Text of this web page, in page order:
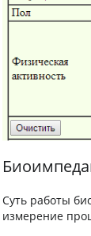
Суть работы
измерение